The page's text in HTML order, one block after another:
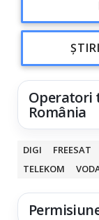
Operatori
România
DIGI FREESAT
TELEKOM